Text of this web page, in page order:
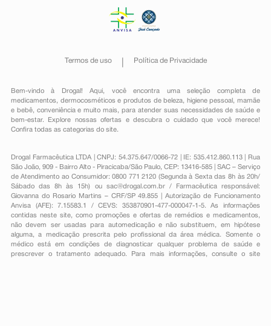
Termos de uso Política de Privacidade
Bem-vindo à Drogal! Aqui, você encontra uma seleção completa de
medicamentos , dermocosméticos e produtos de beleza, higiene pessoal ,mamãe
e bebê, conveniênciae muito mais, para atender suas necessidades de saúde e
bem-estar. Explore nossas ofertas e descubra o cuidado que você merece!
Confira todas as categorias do site.
Drogal Farmacêutica LTDA | CNPJ: 54.375.647/0066-72 | IE: 535.412.860.113 | Rua
São João, 909 - Bairro Alto - Piracicaba/São Paulo, CEP: 13416-585 | SAC – Serviço
de Atendimento ao Consumidor: 0800 771 2120 (Segunda à Sexta das 8h às 20h/
Sábado das 8h às 15h) ou sac@drogal.com.br/ Farmacêutica responsável:
Giovanna do Rosario Martins – CRF/SP 49.855 | Autorização de Funcionamento
Anvisa (AFE): 7.15583.1 / CEVS: 353870901-477-000047-1-5. As informações
contidas neste site, como promoções e ofertas de remédios e medicamentos,
não devem ser usadas para automedicação e não substituem, em hipótese
alguma, a medicação prescrita pelo profissional da área médica. Somente o
médico está em condições de diagnosticar qualquer problema de saúde e
prescrever o tratamento adequado. Para mais informações, consulte o site